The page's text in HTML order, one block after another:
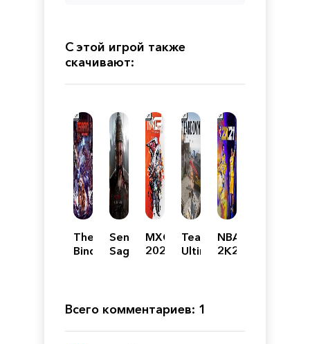
С этой игрой также
скачивают:
The
Binding
Senua's
Saga:
MXGP
2020
Motocross
Videogame
Teardown:
Ultimate
NBA
2K21
Всего комментариев: 1